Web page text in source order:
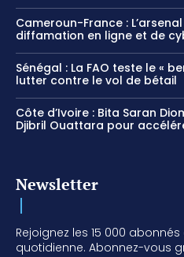
Cameroun-France :
diffamation en ligne et de
Sénégal : La FAO teste le «
lutter contre le vol de bétail
Côte d’Ivoire : Bita Saran
Djibril Ouattara pour
Newsletter
Rejoignez les 15 000
quotidienne. Abonnez-vous